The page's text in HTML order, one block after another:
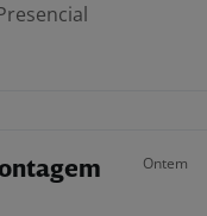
Ontem